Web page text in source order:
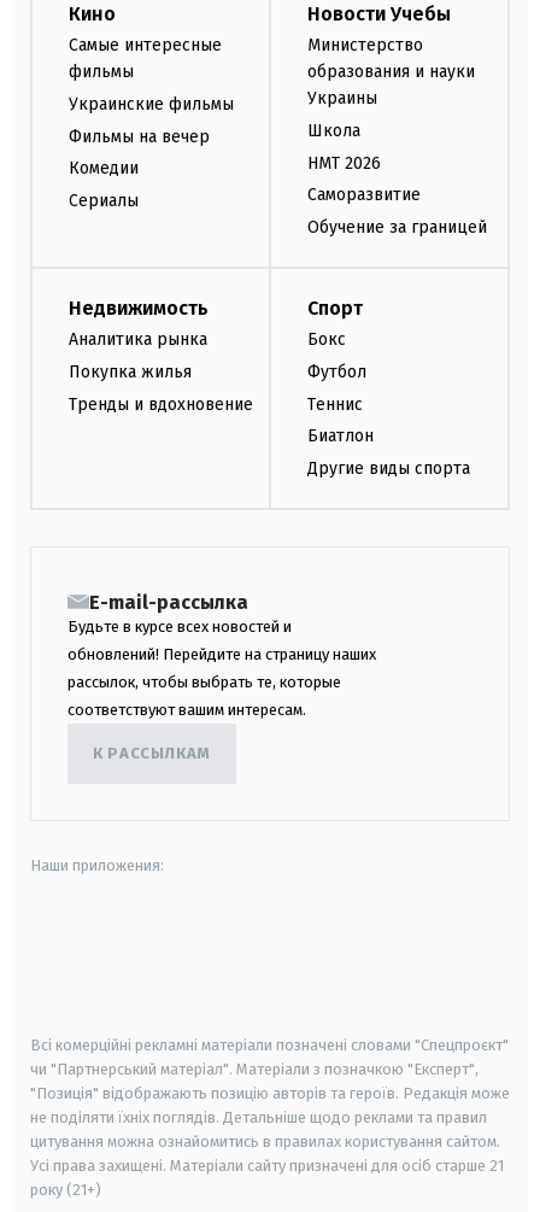
Кино
Самые интересные
фильмы
Украинские фильмы
Фильмы на вечер
Комедии
Сериалы
Новости Учебы
Министерство
образования и науки
Украины
Школа
НМТ 2026
Саморазвитие
Обучение за границей
Недвижимость
Аналитика рынка
Покупка жилья
Тренды и вдохновение
Спорт
Бокс
Футбол
Теннис
Биатлон
Другие виды спорта
E-mail-рассылка
Будьте в курсе всех новостей и
обновлений! Перейдите на страницу наших
рассылок, чтобы выбрать те, которые
соответствуют вашим интересам.
К РАССЫЛКАМ
Наши приложения:
Всі комерційні рекламні матеріали позначені словами "Спецпроєкт"
чи "Партнерський матеріал". Матеріали з позначкою "Експерт",
"Позиція" відображають позицію авторів та героїв. Редакція може
не поділяти їхніх поглядів. Детальніше щодо реклами та правил
цитування можна ознайомитись в правилах користування сайтом.
Усі права захищені. Матеріали сайту призначені для осіб старше 21
року (21+)